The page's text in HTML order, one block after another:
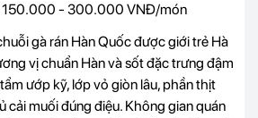
150.000 - 300.000 VNĐ/món
gà rán Hàn Quốc được giới trẻ Hà
vị chuẩn Hàn và sốt đặc trưng đậm
ướp kỹ, lớp vỏ giòn lâu, phần thịt
cải muối đúng điệu. Không gian quán